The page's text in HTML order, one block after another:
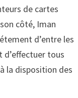
de cartes
côté, Iman
d’entre les
d’effectuer tous
la disposition des